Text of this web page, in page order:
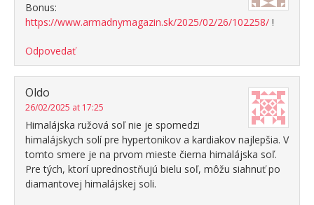
Bonus:
https://www.armadnymagazin.sk/2025/02/26/102258/ !
Odpovedať
Oldo
26/02/2025 at 17:25
Himalájska ružová soľ nie je spomedzi
himalájskych solí pre hypertonikov a kardiakov najlepšia. V
tomto smere je na prvom mieste čierna himalájska soľ.
Pre tých, ktorí uprednostňujú bielu soľ, môžu siahnuť po
diamantovej himalájskej soli.